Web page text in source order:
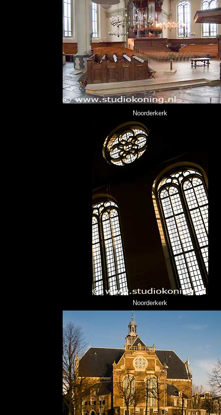
Noorderkerk
Noorderkerk